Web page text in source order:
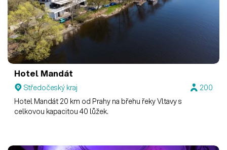
Hotel Mandát
Středočeský kraj
200
Hotel Mandát 20 km od Prahy na břehu řeky Vltavy s
celkovou kapacitou 40 lůžek.